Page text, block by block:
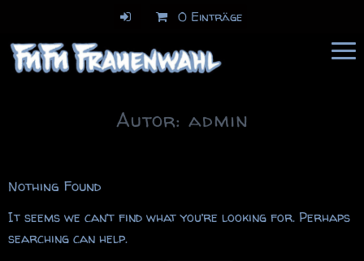
0 Einträge
Autor: admin
Nothing Found
It seems we can’t find what you’re looking for. Perhaps
searching can help.